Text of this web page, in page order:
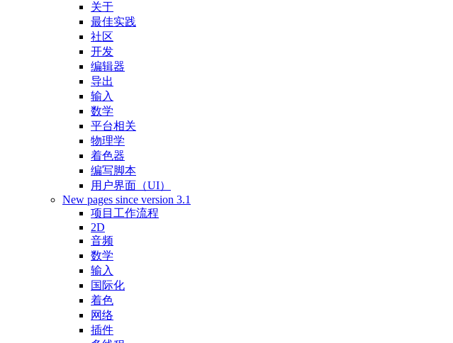
关于
最佳实践
社区
开发
编辑器
导出
输入
数学
平台相关
物理学
着色器
编写脚本
用户界面（UI）
New pages since version 3.1
项目工作流程
2D
音频
数学
输入
国际化
着色
网络
插件